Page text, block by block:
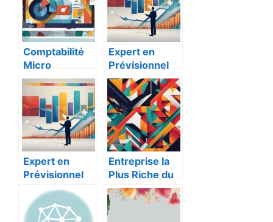
son site en
France ?
Comptabilité
Micro
Entreprise :
Guide
Professionnel
et Astuces
Utiles
Expert en
Prévisionnel
Création
d’Entreprise –
Guide Complet
Expert en
Prévisionnel
Création
d’Entreprise –
Guide Complet
Entreprise la
Plus Riche du
Monde